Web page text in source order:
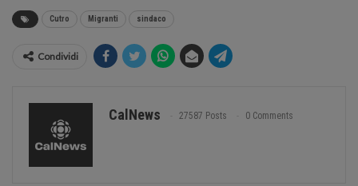
Cutro Migranti sindaco
Condividi
CalNews 27587 Posts 0 Comments